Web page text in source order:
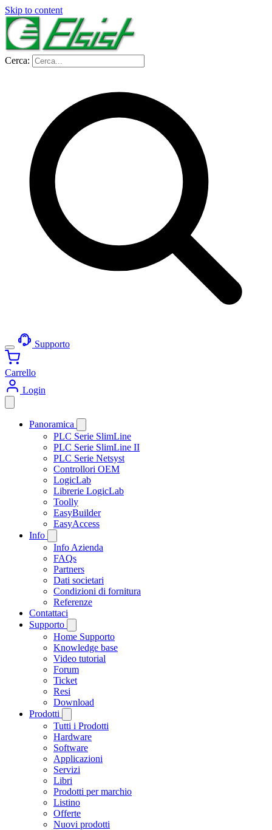
Skip to content
Cerca:
Supporto
Carrello
Login
Panoramica
PLC Serie SlimLine
PLC Serie SlimLine II
PLC Serie Netsyst
Controllori OEM
LogicLab
Librerie LogicLab
Toolly
EasyBuilder
EasyAccess
Info
Info Azienda
FAQs
Partners
Dati societari
Condizioni di fornitura
Referenze
Contattaci
Supporto
Home Supporto
Knowledge base
Video tutorial
Forum
Ticket
Resi
Download
Prodotti
Tutti i Prodotti
Hardware
Software
Applicazioni
Servizi
Libri
Prodotti per marchio
Listino
Offerte
Nuovi prodotti